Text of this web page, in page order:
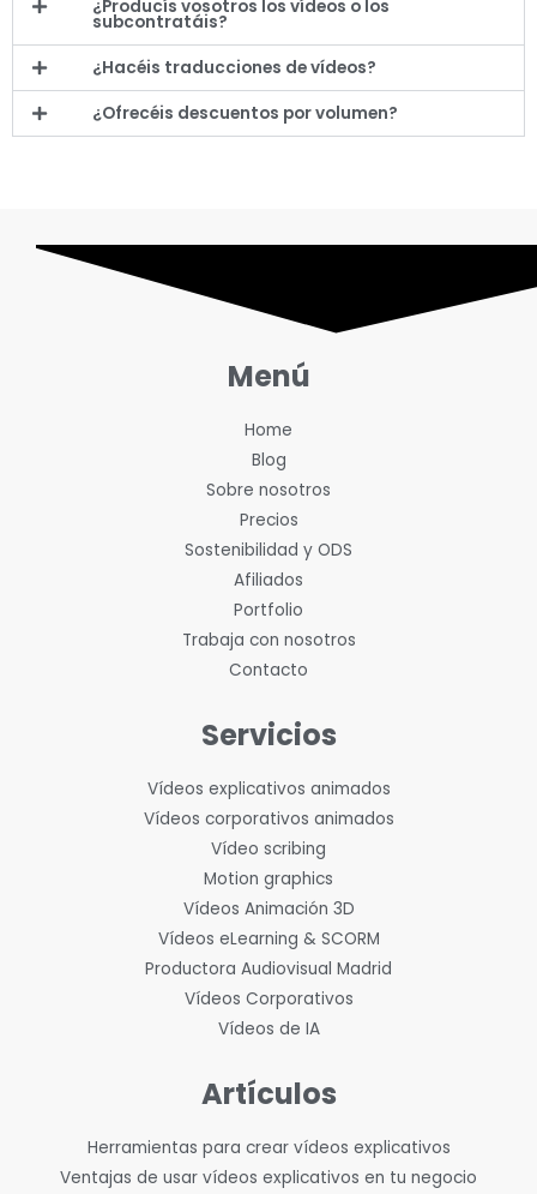
¿Producís vosotros los vídeos o los
subcontratáis?
¿Hacéis traducciones de vídeos?
¿Ofrecéis descuentos por volumen?
Menú
Home
Blog
Sobre nosotros
Precios
Sostenibilidad y ODS
Afiliados
Portfolio
Trabaja con nosotros
Contacto
Servicios
Vídeos explicativos animados
Vídeos corporativos animados
Vídeo scribing
Motion graphics
Vídeos Animación 3D
Vídeos eLearning & SCORM
Productora Audiovisual Madrid
Vídeos Corporativos
Vídeos de IA
Artículos
Herramientas para crear vídeos explicativos
Ventajas de usar vídeos explicativos en tu negocio